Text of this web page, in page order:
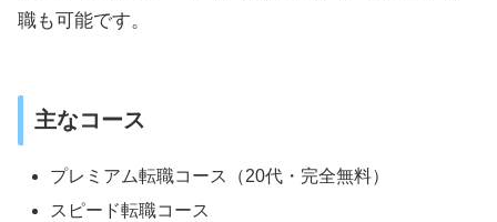
職も可能です。
主なコース
プレミアム転職コース（20代・完全無料）
スピード転職コース